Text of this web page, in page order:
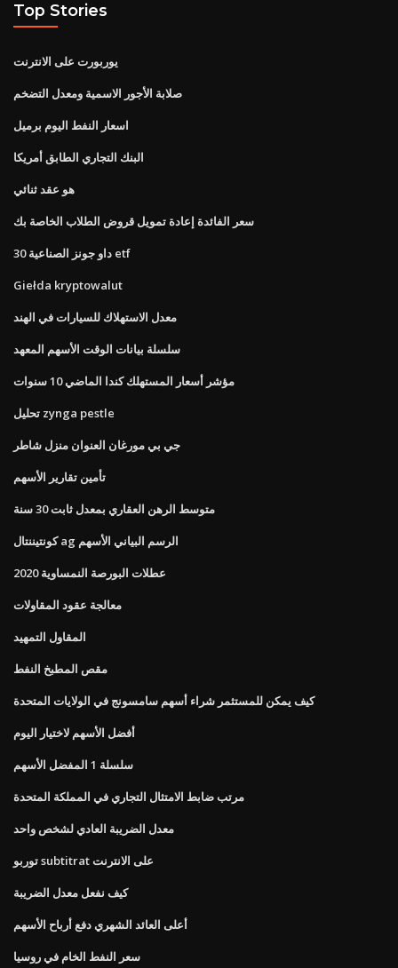
Top Stories
يوربورت على الانترنت
صلابة الأجور الاسمية ومعدل التضخم
اسعار النفط اليوم برميل
البنك التجاري الطابق أمريكا
هو عقد ثنائي
سعر الفائدة إعادة تمويل قروض الطلاب الخاصة بك
داو جونز الصناعية 30 etf
Giełda kryptowalut
معدل الاستهلاك للسيارات في الهند
سلسلة بيانات الوقت الأسهم المعهد
مؤشر أسعار المستهلك كندا الماضي 10 سنوات
تحليل zynga pestle
جي بي مورغان العنوان منزل شاطر
تأمين تقارير الأسهم
متوسط ​​الرهن العقاري بمعدل ثابت 30 سنة
كونتيننتال ag الرسم البياني الأسهم
عطلات البورصة النمساوية 2020
معالجة عقود المقاولات
المقاول التمهيد
مقص المطبخ النفط
كيف يمكن للمستثمر شراء أسهم سامسونج في الولايات المتحدة
أفضل الأسهم لاختيار اليوم
سلسلة 1 المفضل الأسهم
مرتب ضابط الامتثال التجاري في المملكة المتحدة
معدل الضريبة العادي لشخص واحد
توربو subtitrat على الانترنت
كيف نفعل معدل الضريبة
أعلى العائد الشهري دفع أرباح الأسهم
سعر النفط الخام في روسيا